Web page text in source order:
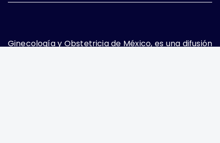
Ginecología y Obstetricia de México, es una difusión